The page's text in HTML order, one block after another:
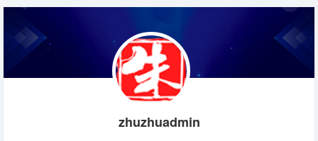
zhuzhuadmin